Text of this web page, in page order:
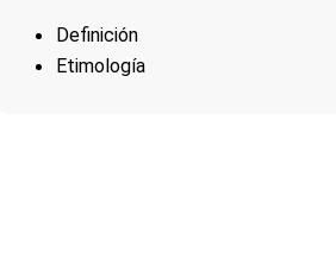
Definición
Etimología